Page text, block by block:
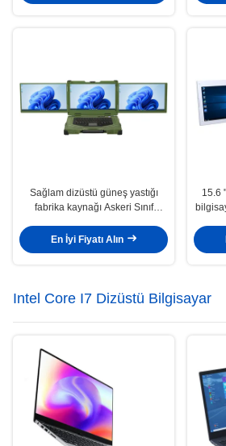
Sağlam dizüstü güneş yastığı
fabrika kaynağı Askeri Sınıf
15.6 ekran Alüminyum alaşımlı
En İyi Fiyatı Alın
15.6
Intel Core I7 Dizüstü Bilgisayar